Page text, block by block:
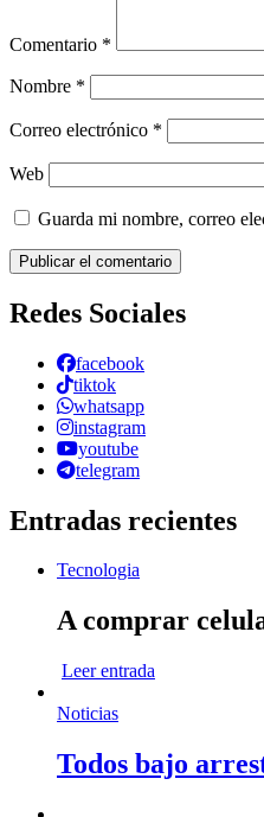
Comentario *
Nombre *
Correo electrónico *
Web
Guarda mi nombre, correo
Redes Sociales
facebook
tiktok
whatsapp
instagram
youtube
telegram
Entradas recientes
Tecnologia
A comprar
Leer entrada
Noticias
Todos bajo